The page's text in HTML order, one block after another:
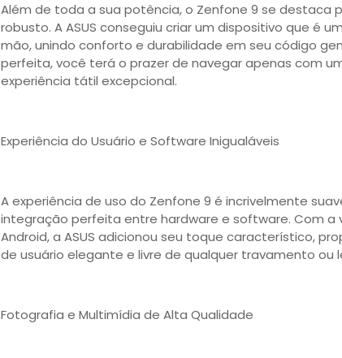
Além de toda a sua potência, o Zenfone 9 se destaca
robusto. A ASUS conseguiu criar um dispositivo que é
mão, unindo conforto e durabilidade em seu código
perfeita, você terá o prazer de navegar apenas com
experiência tátil excepcional.
Experiência do Usuário e Software Inigualáveis
A experiência de uso do Zenfone 9 é incrivelmente
integração perfeita entre hardware e software. Com a
Android, a ASUS adicionou seu toque característico,
de usuário elegante e livre de qualquer travamento ou
Fotografia e Multimídia de Alta Qualidade